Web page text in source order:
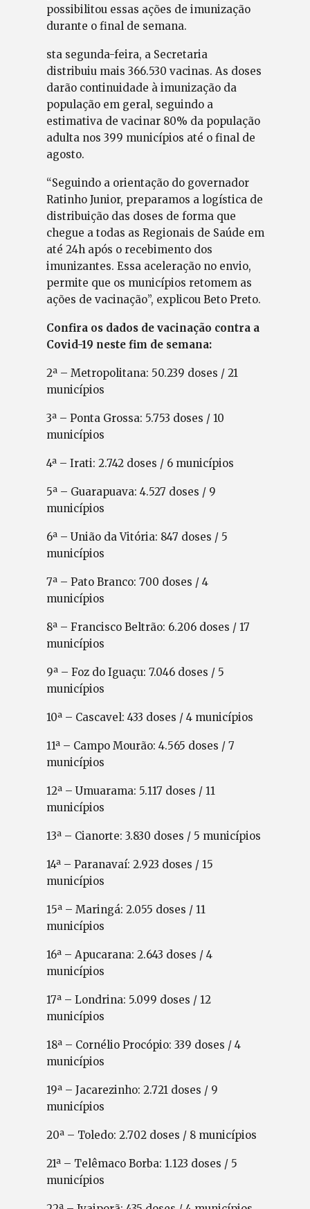
possibilitou essas ações de imunização
durante o final de semana.
sta segunda-feira, a Secretaria
distribuiu mais 366.530 vacinas. As doses
darão continuidade à imunização da
população em geral, seguindo a
estimativa de vacinar 80% da população
adulta nos 399 municípios até o final de
agosto.
“Seguindo a orientação do governador
Ratinho Junior, preparamos a logística de
distribuição das doses de forma que
chegue a todas as Regionais de Saúde em
até 24h após o recebimento dos
imunizantes. Essa aceleração no envio,
permite que os municípios retomem as
ações de vacinação”, explicou Beto Preto.
Confira os dados de vacinação contra a
Covid-19 neste fim de semana:
2ª – Metropolitana: 50.239 doses / 21
municípios
3ª – Ponta Grossa: 5.753 doses / 10
municípios
4ª – Irati: 2.742 doses / 6 municípios
5ª – Guarapuava: 4.527 doses / 9
municípios
6ª – União da Vitória: 847 doses / 5
municípios
7ª – Pato Branco: 700 doses / 4
municípios
8ª – Francisco Beltrão: 6.206 doses / 17
municípios
9ª – Foz do Iguaçu: 7.046 doses / 5
municípios
10ª – Cascavel: 433 doses / 4 municípios
11ª – Campo Mourão: 4.565 doses / 7
municípios
12ª – Umuarama: 5.117 doses / 11
municípios
13ª – Cianorte: 3.830 doses / 5 municípios
14ª – Paranavaí: 2.923 doses / 15
municípios
15ª – Maringá: 2.055 doses / 11
municípios
16ª – Apucarana: 2.643 doses / 4
municípios
17ª – Londrina: 5.099 doses / 12
municípios
18ª – Cornélio Procópio: 339 doses / 4
municípios
19ª – Jacarezinho: 2.721 doses / 9
municípios
20ª – Toledo: 2.702 doses / 8 municípios
21ª – Telêmaco Borba: 1.123 doses / 5
municípios